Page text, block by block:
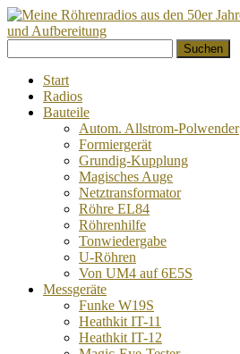
zum
Inhalt
nach:
Start
Radios
Bauteile
Autom. Allstrom-Polwender
Formiergerät
Grundig-Kupplung
Magisches Auge
Netztransformator
Röhre EL84
Röhrenhilfe
Tonwiedergabe
U-Röhren
Von UM4 auf 6E5S
Messgeräte
Funke W19S
Heathkit IT-11
Heathkit IT-12